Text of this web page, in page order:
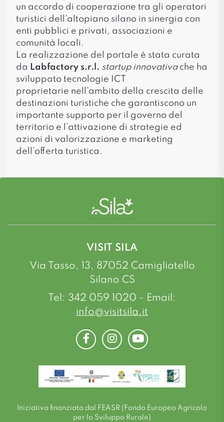
un accordo di cooperazione tra gli operatori
turistici dell'altopiano silano in sinergia con
enti pubblici e privati, associazioni e
comunità locali.
La realizzazione del portale è stata curata
da Labfactory s.r.l. startup innovativa che ha
sviluppato tecnologie ICT
proprietarie nell’ambito della crescita delle
destinazioni turistiche che garantiscono un
importante supporto per il governo del
territorio e l’attivazione di strategie ed
azioni di valorizzazione e marketing
dell’offerta turistica.
VISIT SILA
Via Tasso, 13, 87052 Camigliatello
Silano CS
Tel: 342 059 1020 - Email:
info@visitsila.it
FacebookInstagramYoutube
Iniziativa finanziata dal FEASR (Fondo Europeo Agricolo
per lo Sviluppo Rurale)